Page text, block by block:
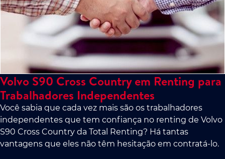
Volvo S90 Cross Country em Renting para
Trabalhadores Independentes
Você sabia que cada vez mais são os trabalhadores
independentes que tem confiança no renting de Volvo
S90 Cross Country da Total Renting? Há tantas
vantagens que eles não têm hesitação em contratá-lo.